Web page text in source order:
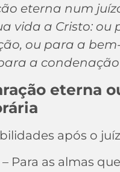
eterna num
vida a Cristo: ou
ou para a
a
eterna
após o
– Para as almas